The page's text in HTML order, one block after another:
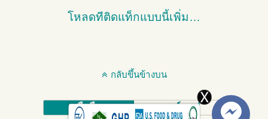
โหลดทีติดแท็กแบบนี้เพิ่ม…
กลับขึ้นข้างบน
มือถือ เดสก์ทอป